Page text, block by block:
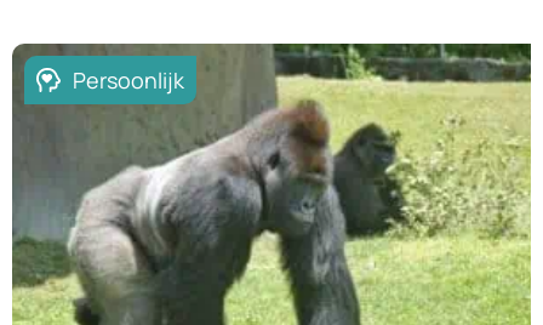
geleden uw man verloren. Tijdens een
dagje winkelen met een vriendin ziet […]
Persoonlijk